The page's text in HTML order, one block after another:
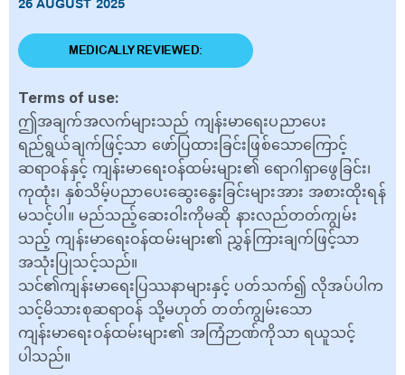
26 AUGUST 2025
MEDICALLY REVIEWED:
Terms of use:
ဤအချက်အလက်များသည် ကျန်းမာရေးပညာပေး
ရည်ရွယ်ချက်ဖြင့်သာ ဖော်ပြထားခြင်းဖြစ်သောကြောင့်
ဆရာဝန်နှင့် ကျန်းမာရေးဝန်ထမ်းများ၏ ရောဂါရှာဖွေခြင်း၊
ကုထုံး၊ နှစ်သိမ့်ပညာပေးဆွေးနွေးခြင်းများအား အစားထိုးရန်
မသင့်ပါ။ မည်သည့်ဆေးဝါးကိုမဆို နားလည်တတ်ကျွမ်း
သည့် ကျန်းမာရေးဝန်ထမ်းများ၏ ညွှန်ကြားချက်ဖြင့်သာ
အသုံးပြုသင့်သည်။
သင်၏ကျန်းမာရေးပြဿနာများနှင့် ပတ်သက်၍ လိုအပ်ပါက
သင့်မိသားစုဆရာဝန် သို့မဟုတ် တတ်ကျွမ်းသော
ကျန်းမာရေးဝန်ထမ်းများ၏ အကြံဉာဏ်ကိုသာ ရယူသင့်
ပါသည်။